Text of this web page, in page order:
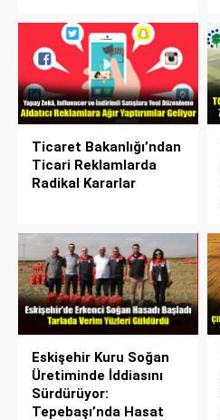
Ticaret Bakanlığı’ndan
Ticari Reklamlarda
Radikal Kararlar
Eskişehir Kuru Soğan
Üretiminde İddiasını
Sürdürüyor:
Tepebaşı’nda Hasat